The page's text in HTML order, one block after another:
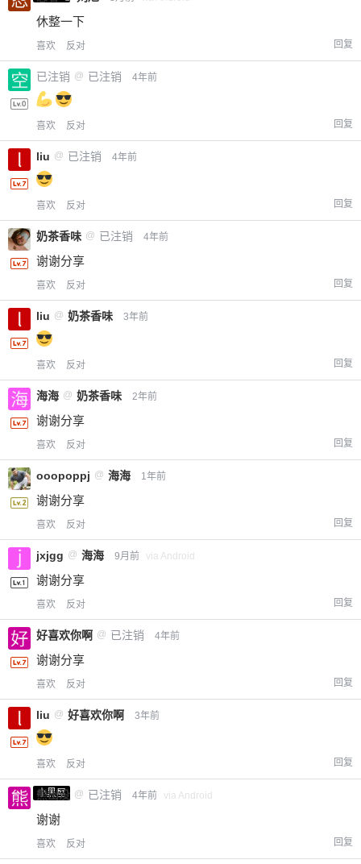
休整一下
喜欢 反对 回复
已注销 @ 已注销 4年前
喜欢 反对 回复
liu @ 已注销 4年前
喜欢 反对 回复
奶茶香味 @ 已注销 4年前
谢谢分享
喜欢 反对 回复
liu @ 奶茶香味 3年前
喜欢 反对 回复
海海 @ 奶茶香味 2年前
谢谢分享
喜欢 反对 回复
ooopoppj @ 海海 1年前
谢谢分享
喜欢 反对 回复
jxjgg @ 海海 9月前 via Android
谢谢分享
喜欢 反对 回复
好喜欢你啊 @ 已注销 4年前
谢谢分享
喜欢 反对 回复
liu @ 好喜欢你啊 3年前
喜欢 反对 回复
小黑屋
熊出没 @ 已注销 4年前 via Android
谢谢
喜欢 反对 回复